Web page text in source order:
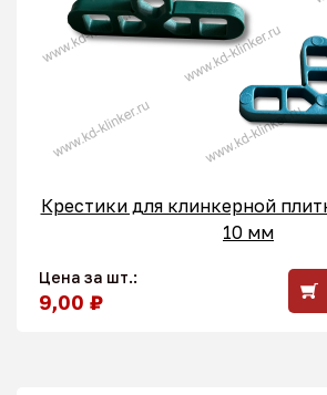
Крестики для клинкерной
10 мм
Цена за шт.:
9,00 ₽